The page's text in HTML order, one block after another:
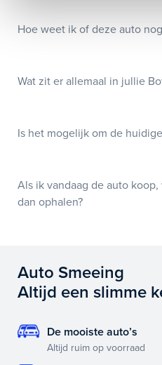
Hoe weet ik of deze auto
Wat zit er allemaal in jullie
Is het mogelijk om de
Als ik vandaag de auto
dan ophalen?
Auto Smeeing
Altijd een slimme
De mooiste auto’s
Altijd ruim op voorraad